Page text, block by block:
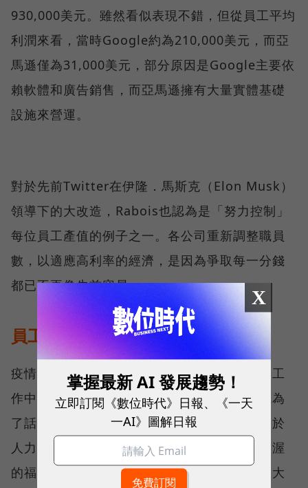
930,000美元。雖然看似表現不錯，但從員工平均
利潤來看，當時Google約為210,000美元，而亞
馬遜僅為31,000美元，部分原因是Google主要依
賴軟體和廣告銷售，而亞馬遜擁有大量實體基礎
設施來營運。
對於先前Twitter在伊隆．馬斯克（Elon Musk）
領導下的大改造，Rabois也認為是「努力控制」
每位員工產值的例子之一。各公司重新調整職員
數，以適應高利率的經濟，是因為爭取每一分錢
都已不再像先前容易。
員工的新經濟現實：公司不再退讓
疫情期間，許多人重新審視他們想要從生活和工
作中得到什麼，遠距工作到「安靜離職」都成為
了話題，連員工爭取福利的方式也大不同。由於
人力缺乏，讓許多公司多年來一直試圖透過優渥
的福利，以吸引和安撫員工，但近幾個月來的大
X
掌握最新 AI 發展趨勢！
立即訂閱《數位時代》日報、《一天
一AI》圖解日報